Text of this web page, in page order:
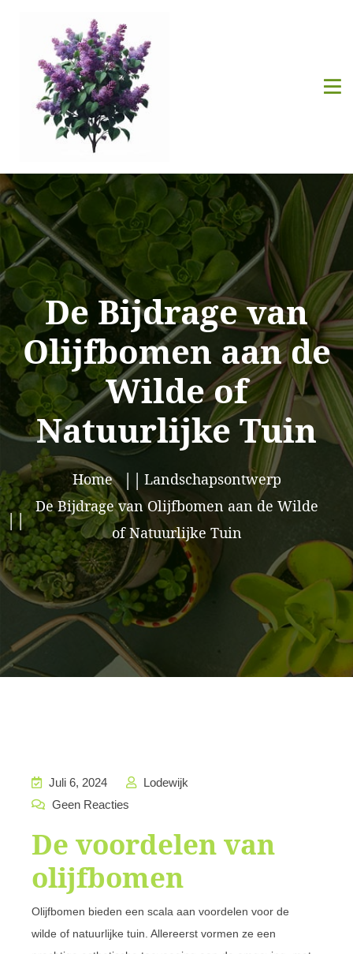
De Bijdrage van
Olijfbomen aan de
Wilde of
Natuurlijke Tuin
Home
Landschapsontwerp
De Bijdrage van Olijfbomen aan de Wilde
of Natuurlijke Tuin
Juli 6, 2024
Lodewijk
Geen Reacties
De voordelen van
olijfbomen
Olijfbomen bieden een scala aan voordelen voor de
wilde of natuurlijke tuin. Allereerst vormen ze een